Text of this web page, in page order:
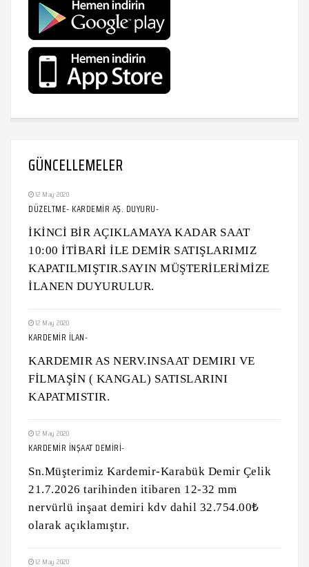
GÜNCELLEMELER
12 May 2020
DÜZELTME- KARDEMİR AŞ. DUYURU-
İKİNCİ BİR AÇIKLAMAYA KADAR SAAT
10:00 İTİBARİ İLE DEMİR SATIŞLARIMIZ
KAPATILMIŞTIR.SAYIN MÜŞTERİLERİMİZE
İLANEN DUYURULUR.
12 May 2020
KARDEMİR İLAN-
KARDEMIR AS NERV.INSAAT DEMIRI VE
FİLMAŞİN ( KANGAL) SATISLARINI
KAPATMISTIR.
12 May 2020
KARDEMİR İNŞAAT DEMİRİ-
Sn.Müşterimiz Kardemir-Karabük Demir Çelik
21.7.2026 tarihinden itibaren 12-32 mm
nervürlü inşaat demiri kdv dahil 32.754.00₺
olarak açıklamıştır.
12 May 2020